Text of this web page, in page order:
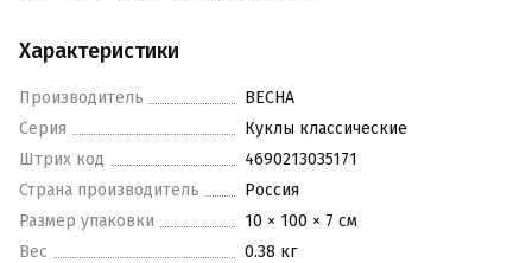
Характеристики
Производитель
ВЕСНА
Серия
Куклы классические
Штрих код
4690213035171
Страна производитель
Россия
Размер упаковки
10 × 100 × 7 см
Вес
0.38 кг